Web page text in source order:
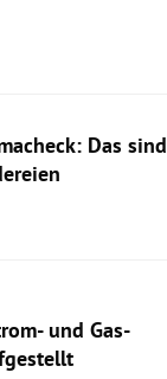
Das sind
und Gas-